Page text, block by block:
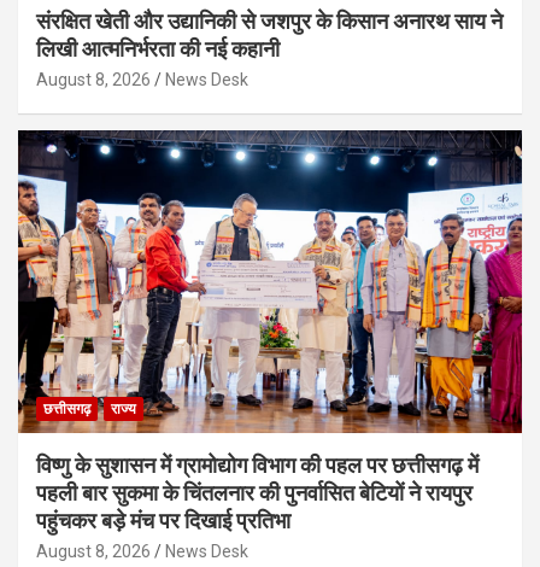
संरक्षित खेती और उद्यानिकी से जशपुर के किसान अनारथ साय ने
लिखी आत्मनिर्भरता की नई कहानी
August 8, 2026 News Desk
छत्तीसगढ़ राज्य
विष्णु के सुशासन में ग्रामोद्योग विभाग की पहल पर छत्तीसगढ़ में
पहली बार सुकमा के चिंतलनार की पुनर्वासित बेटियों ने रायपुर
पहुंचकर बड़े मंच पर दिखाई प्रतिभा
August 8, 2026 News Desk